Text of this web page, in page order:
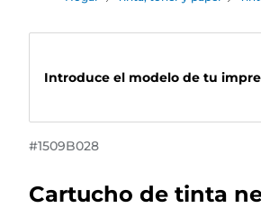
Introduce el modelo de tu
#1509B028
Cartucho de tinta